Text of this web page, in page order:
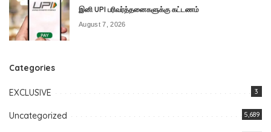
இனி UPI பரிவர்த்தனைகளுக்கு கட்டணம்
August 7, 2026
Categories
EXCLUSIVE 3
Uncategorized 5,689